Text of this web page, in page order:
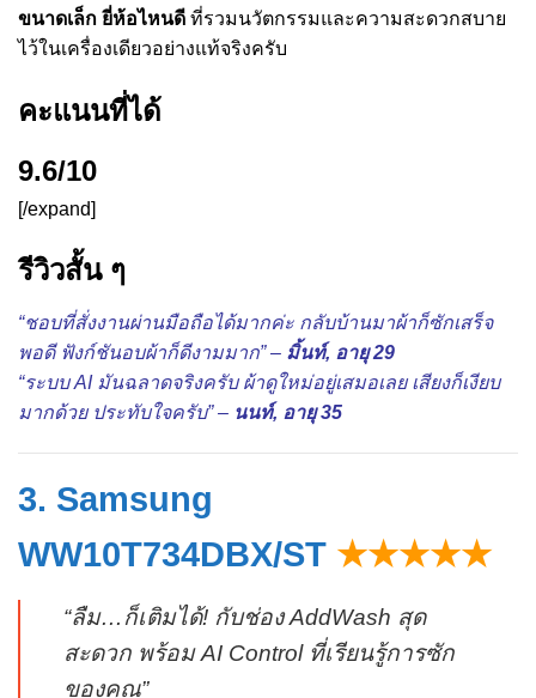
ขนาดเล็ก ยี่ห้อไหนดี ที่รวมนวัตกรรมและความสะดวกสบาย
ไว้ในเครื่องเดียวอย่างแท้จริงครับ
คะแนนที่ได้
9.6/10
[/expand]
รีวิวสั้น ๆ
“ชอบที่สั่งงานผ่านมือถือได้มากค่ะ กลับบ้านมาผ้าก็ซักเสร็จ
พอดี ฟังก์ชันอบผ้าก็ดีงามมาก” – มิ้นท์, อายุ 29
“ระบบ AI มันฉลาดจริงครับ ผ้าดูใหม่อยู่เสมอเลย เสียงก็เงียบ
มากด้วย ประทับใจครับ” – นนท์, อายุ 35
3. Samsung
WW10T734DBX/ST ★★★★★
“ลืม…ก็เติมได้! กับช่อง AddWash สุด
สะดวก พร้อม AI Control ที่เรียนรู้การซัก
ของคุณ”